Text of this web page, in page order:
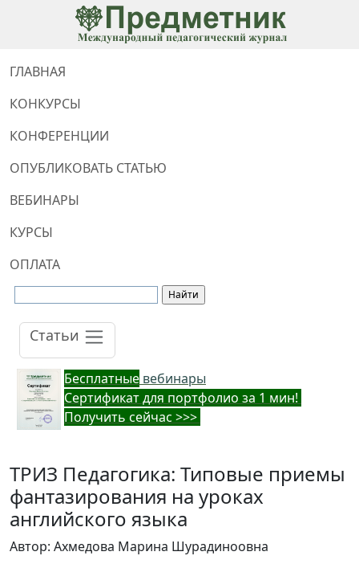
ГЛАВНАЯ
КОНКУРСЫ
КОНФЕРЕНЦИИ
ОПУБЛИКОВАТЬ СТАТЬЮ
ВЕБИНАРЫ
КУРСЫ
ОПЛАТА
Статьи
Бесплатные вебинары
Cертификат для портфолио за 1 мин!
Получить сейчас >>>
ТРИЗ Педагогика: Типовые приемы
фантазирования на уроках
английского языка
Автор: Ахмедова Марина Шурадиноовна